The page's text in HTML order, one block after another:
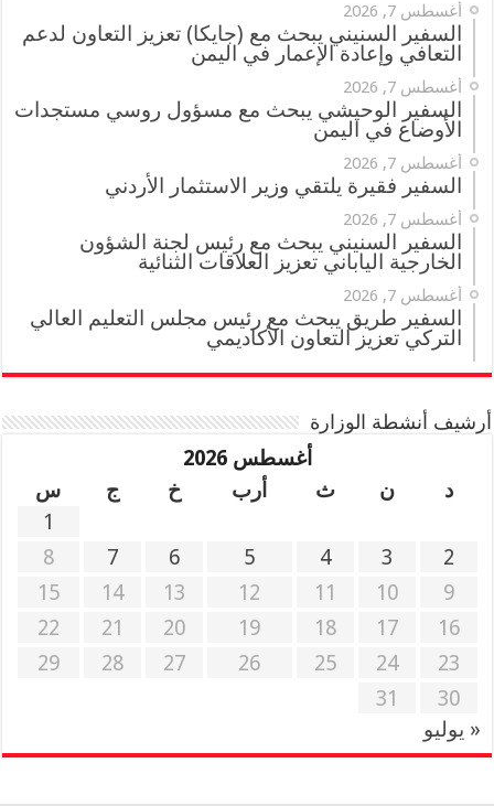
أغسطس 7, 2026
السفير السنيني يبحث مع (جايكا) تعزيز التعاون لدعم
التعافي وإعادة الإعمار في اليمن
أغسطس 7, 2026
السفير الوحيشي يبحث مع مسؤول روسي مستجدات
الأوضاع في اليمن
أغسطس 7, 2026
السفير فقيرة يلتقي وزير الاستثمار الأردني
أغسطس 7, 2026
السفير السنيني يبحث مع رئيس لجنة الشؤون
الخارجية الياباني تعزيز العلاقات الثنائية
أغسطس 7, 2026
السفير طريق يبحث مع رئيس مجلس التعليم العالي
التركي تعزيز التعاون الأكاديمي
أرشيف أنشطة الوزارة
أغسطس 2026
د
ن ث أرب خ ج
س
1
2
3
4
5
6
7
8
9
10
11
12
13
14
15
16
17
18
19
20
21
22
23
24
25
26
27
28
29
30
31
« يوليو